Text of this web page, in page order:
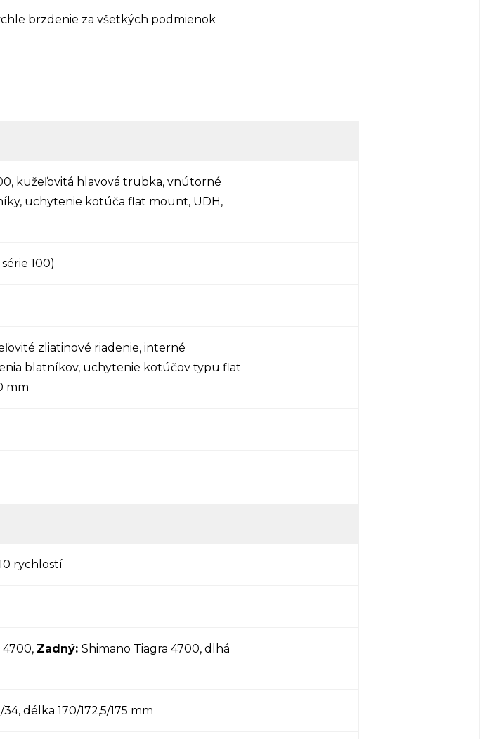
brzdenie za všetkých podmienok
kužeľovitá hlavová trubka, vnútorné
uchytenie kotúča flat mount, UDH,
100)
zliatinové riadenie, interné
blatníkov, uchytenie kotúčov typu flat
mm
rychlostí
4700, Zadný: Shimano Tiagra 4700, dlhá
délka 170/172,5/175 mm